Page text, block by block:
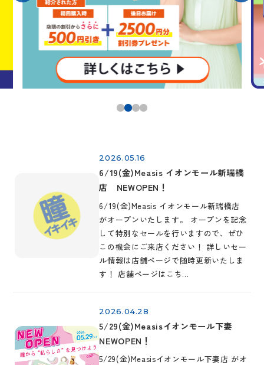
2026.05.16
6/19(金)Measis イオンモール新瑞橋
店 NEWOPEN！
6/19(金)Measis イオンモール新瑞橋店
がオープンいたします。 オープンを記念
して特別なセールを行いますので、ぜひ
この機会にご来店ください！ 詳しいセー
ル情報は店舗ページで随時更新いたしま
す！ 店舗ページはこち…
2026.04.28
5/29(金)Measisイオンモール下妻
NEWOPEN！
5/29(金)Measisイオンモール下妻店 がオ